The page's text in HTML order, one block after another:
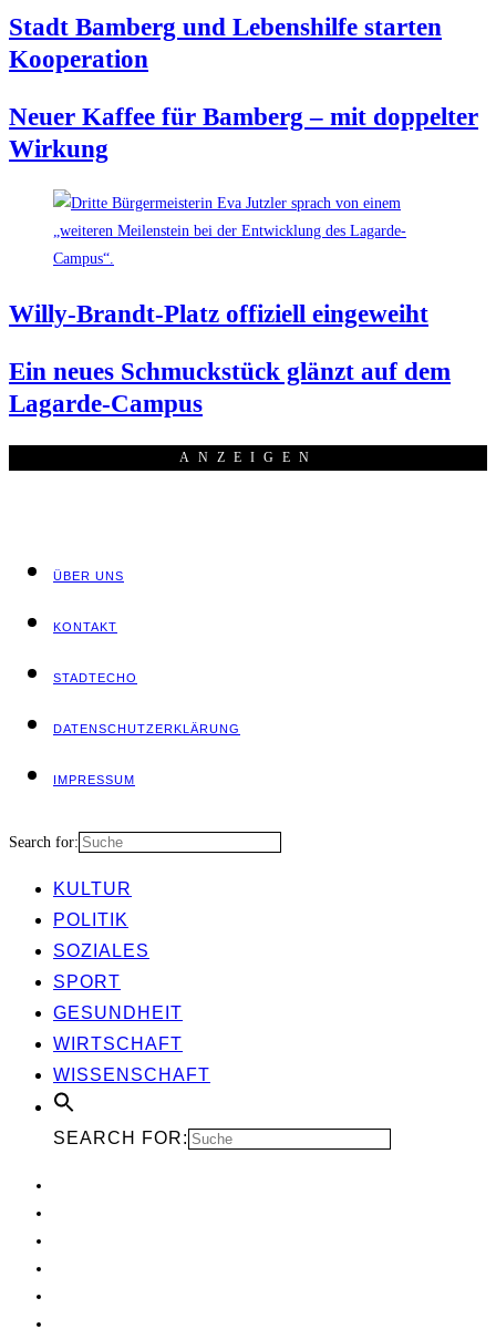
Stadt Bam­berg und Lebens­hil­fe star­ten
Kooperation
Neu­er Kaf­fee für Bam­berg – mit dop­pel­ter
Wirkung
Wil­ly-Brandt-Platz offi­zi­ell eingeweiht
Ein neu­es Schmuck­stück glänzt auf dem
Lagarde-Campus
ANZEI­GEN
ÜBER UNS
KON­TAKT
STADT­ECHO
DATEN­SCHUTZ­ER­KLÄ­RUNG
IMPRES­SUM
Search for:
KUL­TUR
POLI­TIK
SOZIA­LES
SPORT
GESUND­HEIT
WIRT­SCHAFT
WIS­SEN­SCHAFT
SEARCH FOR: